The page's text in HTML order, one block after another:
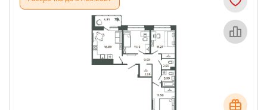
Объект месяца